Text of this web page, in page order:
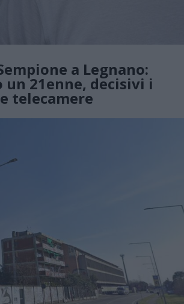
a Legnano:
21enne, decisivi i
telecamere